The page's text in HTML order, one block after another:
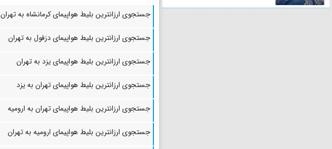
جستجوی ارزانترین بلیط هواپیمای کرمانشاه به تهران
جستجوی ارزانترین بلیط هواپیمای دزفول به تهران
جستجوی ارزانترین بلیط هواپیمای یزد به تهران
جستجوی ارزانترین بلیط هواپیمای تهران به یزد
جستجوی ارزانترین بلیط هواپیمای تهران به ارومیه
جستجوی ارزانترین بلیط هواپیمای ارومیه به تهران